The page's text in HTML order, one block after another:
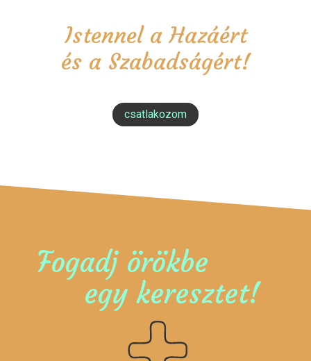
Istennel a Hazáért
és a Szabadságért!
csatlakozom
Fogadj örökbe
egy keresztet!